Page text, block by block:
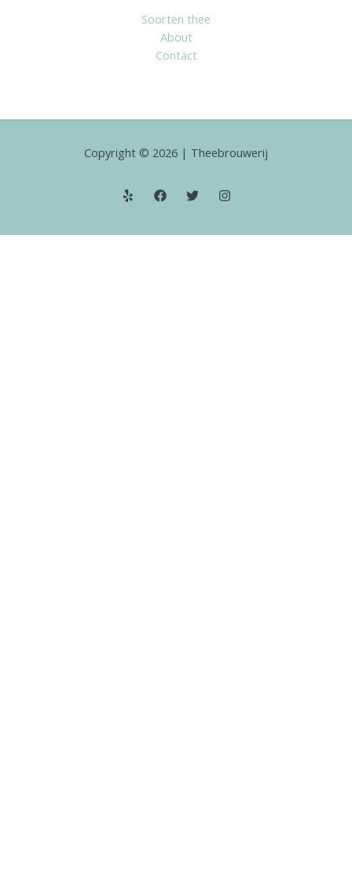
Soorten thee
About
Contact
Copyright © 2026 | Theebrouwerij